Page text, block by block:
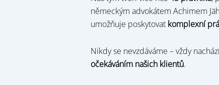
německým advokátem Achimem
umožňuje poskytovat komplexní
Nikdy se nevzdáváme – vždy
očekáváním našich klientů.